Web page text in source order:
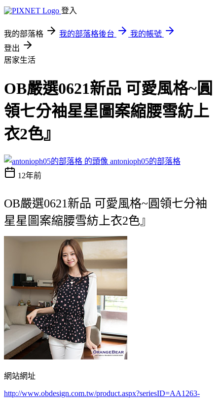
登入
我的部落格 我的部落格後台
我的帳號
登出
居家生活
OB嚴選0621新品 可愛風格~圓
領七分袖星星圖案縮腰雪紡上
衣2色』
antonioph05的部落格
12年前
OB嚴選0621新品 可愛風格~圓領七分袖
星星圖案縮腰雪紡上衣2色』
網站網址
http://www.obdesign.com.tw/product.aspx?seriesID=AA1263-